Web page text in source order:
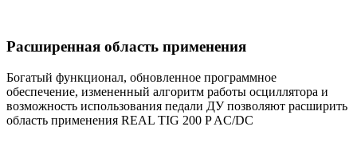
Расширенная область применения
Богатый функционал, обновленное программное
обеспечение, измененный алгоритм работы осциллятора и
возможность использования педали ДУ позволяют расширить
область применения REAL TIG 200 P AC/DC